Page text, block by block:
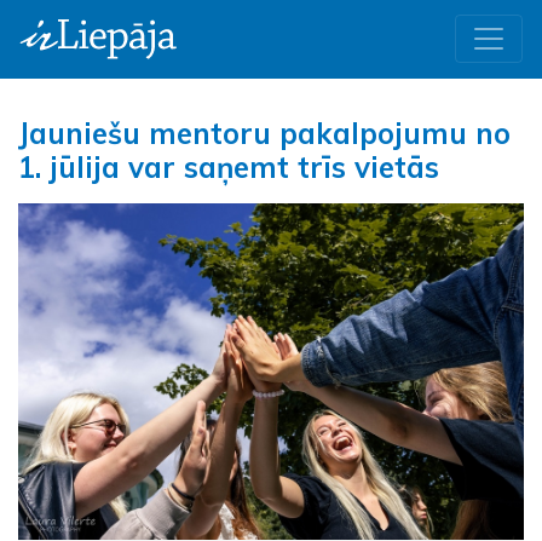
Jauniešu mentoru pakalpojumu no
1. jūlija var saņemt trīs vietās